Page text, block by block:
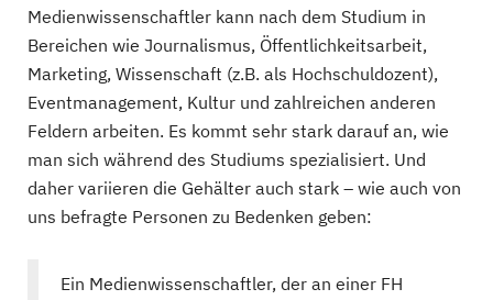
Medienwissenschaftler kann nach dem Studium in
Bereichen wie Journalismus, Öffentlichkeitsarbeit,
Marketing, Wissenschaft (z.B. als Hochschuldozent),
Eventmanagement, Kultur und zahlreichen anderen
Feldern arbeiten. Es kommt sehr stark darauf an, wie
man sich während des Studiums spezialisiert. Und
daher variieren die Gehälter auch stark – wie auch von
uns befragte Personen zu Bedenken geben:
Ein Medienwissenschaftler, der an einer FH